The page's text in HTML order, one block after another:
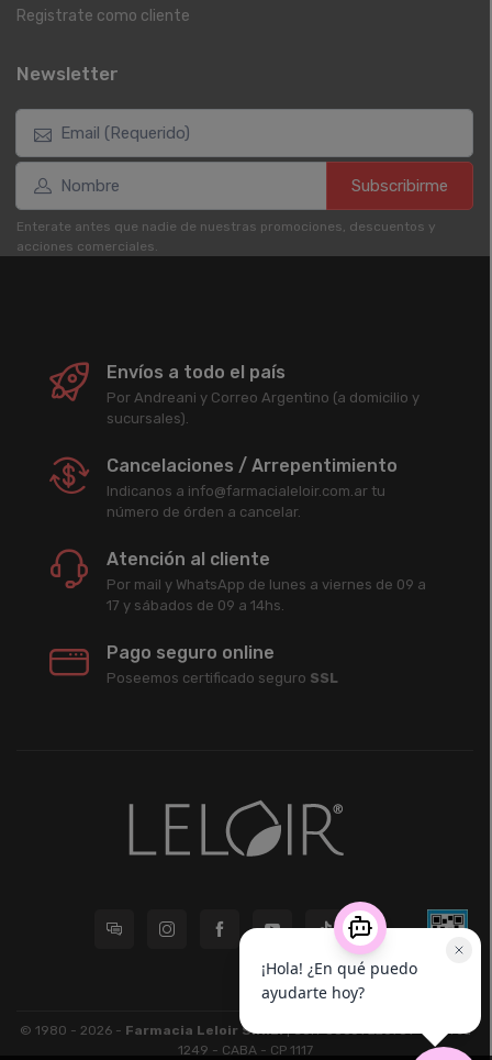
Registrate como cliente
Newsletter
Subscribirme
Enterate antes que nadie de nuestras promociones, descuentos y
acciones comerciales.
Envíos a todo el país
Por Andreani y Correo Argentino (a domicilio y
sucursales).
Cancelaciones / Arrepentimiento
Indicanos a info@farmacialeloir.com.ar tu
número de órden a cancelar.
Atención al cliente
Por mail y WhatsApp de lunes a viernes de 09 a
17 y sábados de 09 a 14hs.
Pago seguro online
Poseemos certificado seguro SSL
© 1980 - 2026 - Farmacia Leloir S.R.L.| CUIT 33609220789 - Larrea
1249 - CABA - CP 1117